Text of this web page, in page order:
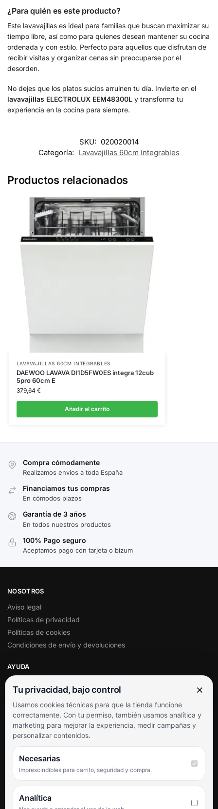
¿Para quién es este producto?
Este lavavajillas es ideal para familias que buscan maximizar su
tiempo libre, así como para quienes desean mantener su cocina
ordenada y con estilo. Perfecto para aquellos que disfrutan de
recibir visitas y organizar cenas sin preocuparse por el
desorden.
No dejes que los platos sucios arruinen tu día. Invierte en el
lavavajillas ELECTROLUX EEM48300L y transforma tu
experiencia en la cocina para siempre.
SKU: 020020014
Categoría: Lavavajillas 60cm Integrables
Productos relacionados
LAVAVAJILLAS 60CM INTEGRABLES
DAEWOO LAVAVA DI1D5FW0ES integra 12cub
5pro 60cm E
379,64 €
Añadir al carrito
Compra cómodamente
Realizamos envíos a toda España
Financiamos tus compras
En cómodos plazos
Garantía de 3 años
En todos nuestros productos
100% Pago seguro
Aceptamos pago con tarjeta o bizum
NOSOTROS
Aviso legal
Políticas de privacidad
Políticas de cookies
Condiciones de envío y devoluciones
AYUDA
Soporte al cliente
Contacto
Términos y condiciones
Preguntas frecuentes
SÍGUENOS
Facebook
TikTok
Tu privacidad, bajo control ×
Usamos cookies técnicas para que la tienda funcione
correctamente. Con tu permiso, también usamos analítica y
marketing para mejorar la experiencia, medir campañas y
personalizar contenidos.
Necesarias
Imprescindibles para carrito, seguridad y compra.
Analítica